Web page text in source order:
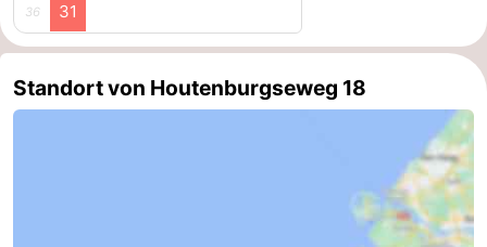
36 31
Standort von Houtenburgseweg 18